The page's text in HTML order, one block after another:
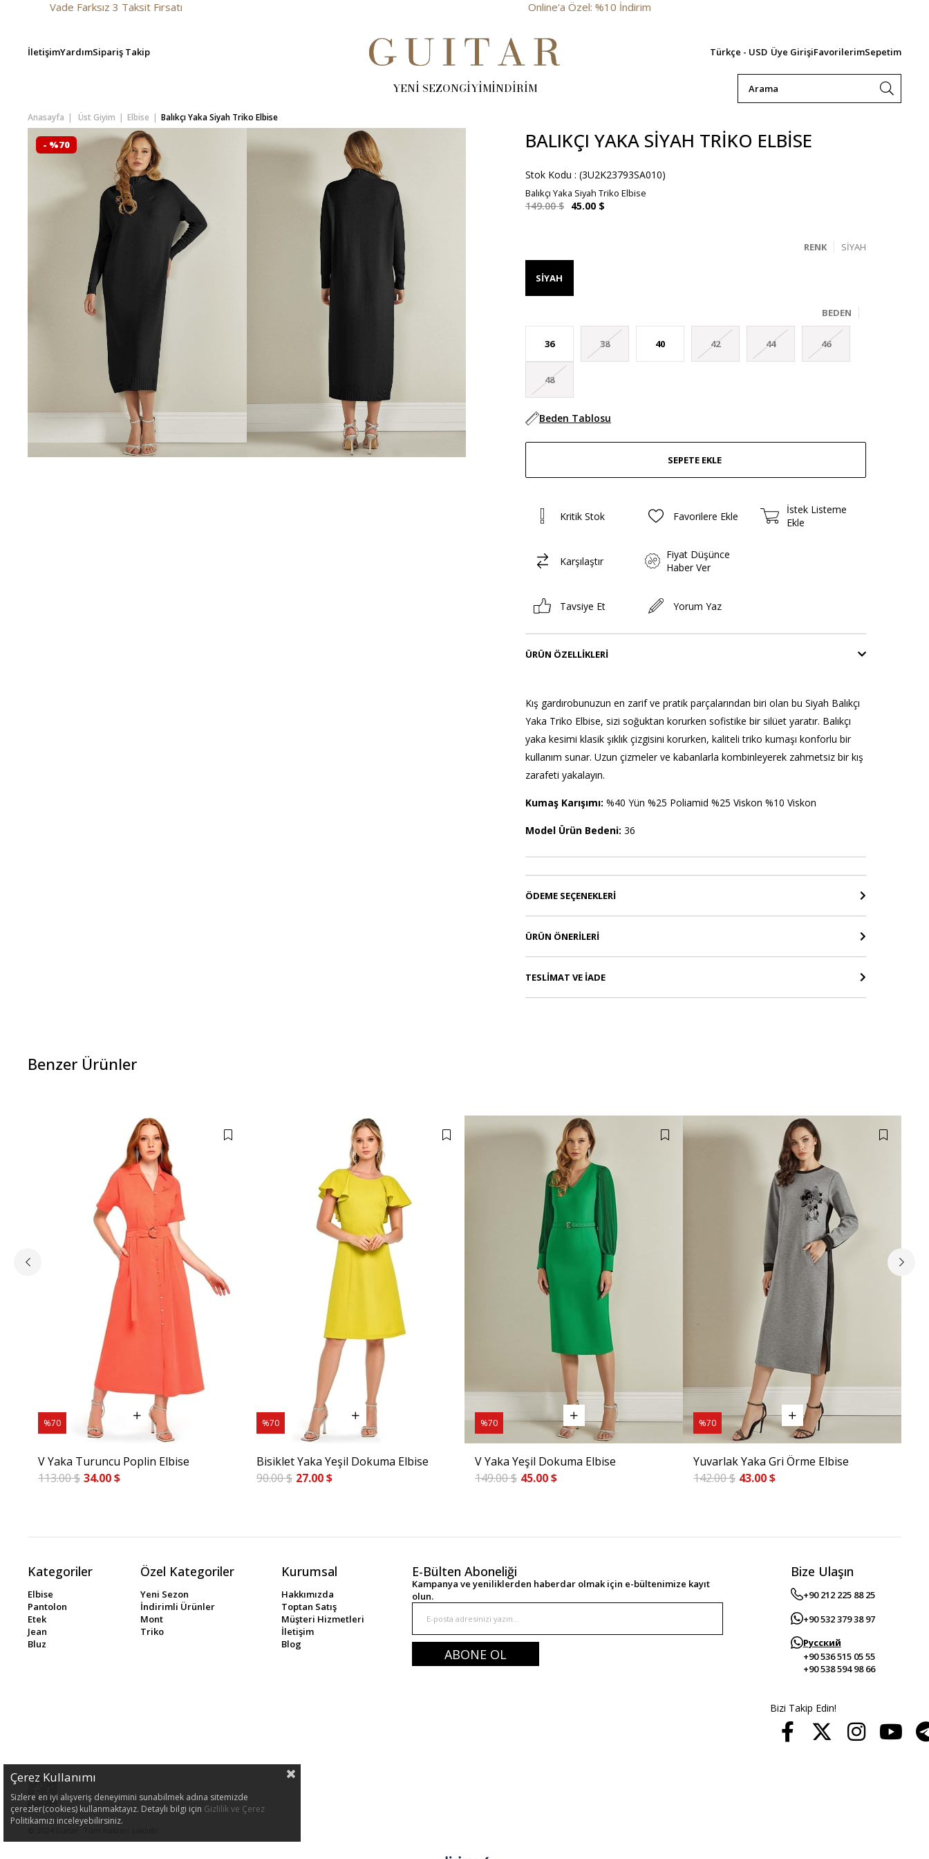
Farksız 3 Taksit Fırsatı Online'a Özel: %10 İndirim
İletişimYardımSipariş Takip Türkçe - USD Üye GirişiFavorilerimSepetim
YENİ SEZONGİYİMİNDİRİM
Anasayfa Üst Giyim Elbise Balıkçı Yaka Siyah Triko Elbise
- %70 BALIKÇI YAKA SIYAH TRIKO ELBISE
Stok Kodu (3U2K23793SA010)
Balıkçı Yaka Siyah Triko Elbise
149.00 $ 45.00 $
SIYAH
RENK
SIYAH
BEDEN
36 38 40 42 44 46
48
Beden Tablosu
Kritik Stok Favorilere Ekle
İstek Listeme
Ekle
Karşılaştır
Fiyat Düşünce
Haber Ver
Tavsiye Et Yorum Yaz
ÜRÜN ÖZELLIKLERI
Kış gardırobunuzun en zarif ve pratik parçalarından biri olan bu Siyah Balıkçı
Yaka Triko Elbise, sizi soğuktan korurken sofistike bir silüet yaratır. Balıkçı
yaka kesimi klasik şıklık çizgisini korurken, kaliteli triko kumaşı konforlu bir
kullanım sunar. Uzun çizmeler ve kabanlarla kombinleyerek zahmetsiz bir kış
zarafeti yakalayın.
Kumaş Karışımı: %40 Yün %25 Poliamid %25 Viskon %10 Viskon
Model Ürün Bedeni: 36
ÖDEME SEÇENEKLERI
ÜRÜN ÖNERILERI
TESLIMAT VE İADE
Benzer Ürünler
V Yaka Turuncu Poplin Elbise
34.00 $
113.00 $
%70
Bisiklet Yaka Yeşil Dokuma Elbise
27.00 $
90.00 $
%70
V Yaka Yeşil Dokuma Elbise
45.00 $
149.00 $
%70
Yuvarlak Yaka Gri Örme Elbise
43.00 $
142.00 $
%70
Kategoriler
Elbise
Pantolon
Etek
Jean
Bluz
Özel Kategoriler
Yeni Sezon
İndirimli Ürünler
Mont
Triko
Kurumsal
Hakkımızda
Toptan Satış
Müşteri Hizmetleri
İletişim
Blog
E-Bülten Aboneliği
Kampanya ve yeniliklerden haberdar olmak için e-bültenimize kayıt
olun.
ABONE OL
Bize Ulaşın
+90 212 225 88 25
+90 532 379 38 97
Русский
+90 536 515 05 55
+90 538 594 98 66
Bizi Takip Edin!
Çerez Kullanımı
Sizlere en iyi alışveriş deneyimini sunabilmek adına sitemizde
çerezler(cookies) kullanmaktayız. Detaylı bilgi için Gizlilik ve Çerez
Politikamızı inceleyebilirsiniz.